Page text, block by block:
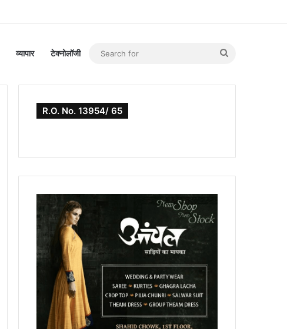
व्यापार टेक्नोलॉजी
R.O. No. 13954/ 65